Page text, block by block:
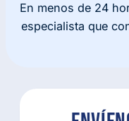
En menos de 24
especialista que